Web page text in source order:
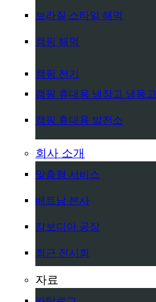
브라질 스타일 해먹
캠핑 해먹
캠핑 전기
캠핑 휴대용 냉장고 냉동고
캠핑 휴대용 발전소
회사 소개
맞춤형 서비스
베트남 본사
캄보디아 공장
최근 전시회
자료